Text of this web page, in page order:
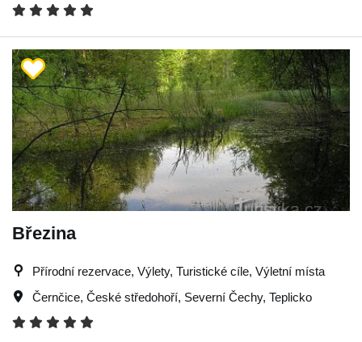
Březina
Přírodní rezervace, Výlety, Turistické cíle, Výletní místa
Černčice, České středohoří, Severní Čechy, Teplicko